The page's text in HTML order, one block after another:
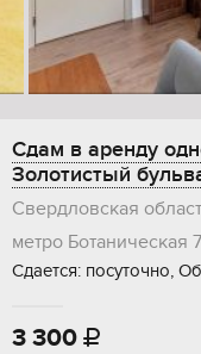
Сдам в аренду
Золотистый
Свердловская
метро Ботаническая
Сдается: посуточно,
3 300 